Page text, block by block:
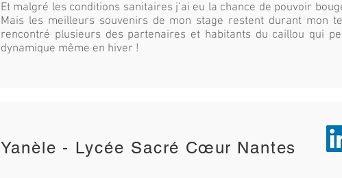
Et malgré les conditions sanitaires j’ai eu la chance de pouvoir
Mais les meilleurs souvenirs de mon stage restent durant mon
rencontré plusieurs des partenaires et habitants du caillou qui
dynamique même en hiver !
Yanèle - Lycée Sacré Cœur Nantes